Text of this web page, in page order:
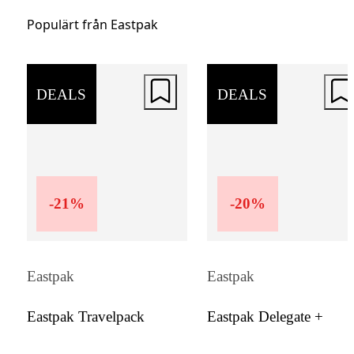
hypalon-hörn och vattenavvisande
en modern, professionell stil.
Populärt från Eastpak
DEALS
-21 %
Eastpak
Eastpak Travelpack
DEALS
-20%
Eastpak
Eastpak Delegate +